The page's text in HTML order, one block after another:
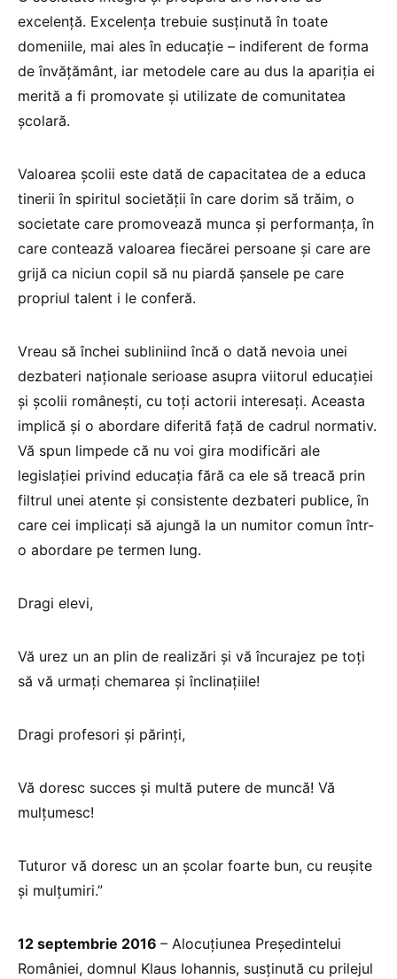
excelență. Excelența trebuie susținută în toate
domeniile, mai ales în educație – indiferent de forma
de învățământ, iar metodele care au dus la apariția ei
merită a fi promovate și utilizate de comunitatea
școlară.
Valoarea școlii este dată de capacitatea de a educa
tinerii în spiritul societăţii în care dorim să trăim, o
societate care promovează munca şi performanţa, în
care contează valoarea fiecărei persoane și care are
grijă ca niciun copil să nu piardă șansele pe care
propriul talent i le conferă.
Vreau să închei subliniind încă o dată nevoia unei
dezbateri naționale serioase asupra viitorul educației
și școlii românești, cu toți actorii interesați. Aceasta
implică și o abordare diferită față de cadrul normativ.
Vă spun limpede că nu voi gira modificări ale
legislației privind educația fără ca ele să treacă prin
filtrul unei atente și consistente dezbateri publice, în
care cei implicați să ajungă la un numitor comun într-
o abordare pe termen lung.
Dragi elevi,
Vă urez un an plin de realizări și vă încurajez pe toți
să vă urmați chemarea și înclinațiile!
Dragi profesori și părinți,
Vă doresc succes și multă putere de muncă! Vă
mulțumesc!
Tuturor vă doresc un an şcolar foarte bun, cu reuşite
şi mulţumiri.”
12 septembrie 2016 – Alocuțiunea Preşedintelui
României, domnul Klaus Iohannis, susținută cu prilejul